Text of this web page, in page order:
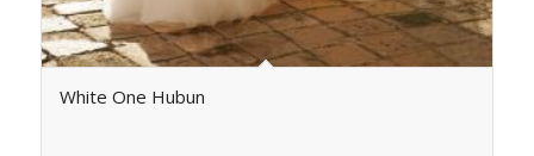
White One Hubun